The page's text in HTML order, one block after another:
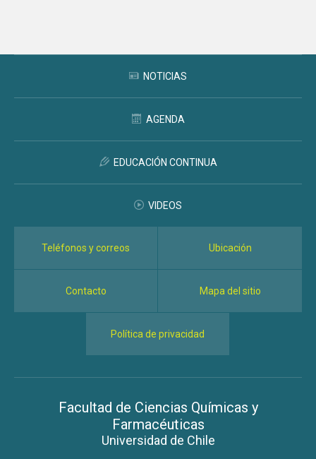
NOTICIAS
AGENDA
EDUCACIÓN CONTINUA
VIDEOS
Teléfonos y correos Ubicación
Contacto Mapa del sitio
Política de privacidad
Facultad de Ciencias Químicas y
Farmacéuticas
Universidad de Chile